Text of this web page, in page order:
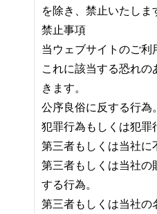
を除き、禁止いたしま
禁止事項
当ウェブサイトのご
これに該当する恐れ
きます。
公序良俗に反する行為。
犯罪行為もしくは犯罪
第三者もしくは当社に
第三者もしくは当社
する行為。
第三者もしくは当社の